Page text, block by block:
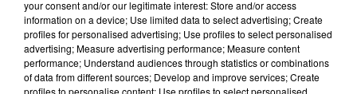
UN FEU DE REMORQUE BLOQUE LA
CIRCULATION DANS LES ARDENNES
Un feu de remorque s'est déclaré ce mercredi en
fin de matinée sur l'A34.
your consent and/or our legitimate interest: Store and/or access
information on a device; Use limited data to select advertising; Create
profiles for personalised advertising; Use profiles to select personalised
advertising; Measure advertising performance; Measure content
performance; Understand audiences through statistics or combinations
of data from different sources; Develop and improve services; Create
profiles to personalise content; Use profiles to select personalised